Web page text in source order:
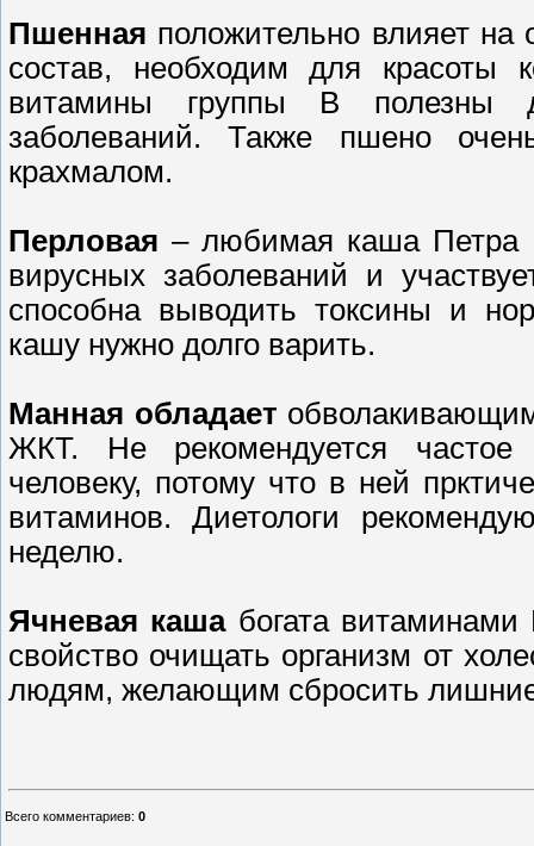
Пшенная положительно влияет
состав, необходим для
витамины группы В полезны
заболеваний. Также пшено
крахмалом.
Перловая – любимая каша Петра
вирусных заболеваний и
способна выводить токсины и
кашу нужно долго варить.
Манная обладает
ЖКТ. Не рекомендуется частое
человеку, потому что в ней
витаминов. Диетологи
неделю.
Ячневая кашабогата
свойство очищать организм от
людям, желающим сбросить
Всего комментариев: 0